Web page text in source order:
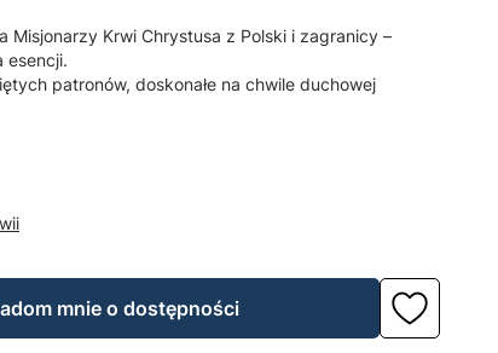
Misjonarzy Krwi Chrystusa z Polski i zagranicy –
esencji.
patronów, doskonałe na chwile duchowej
mnie o dostępności